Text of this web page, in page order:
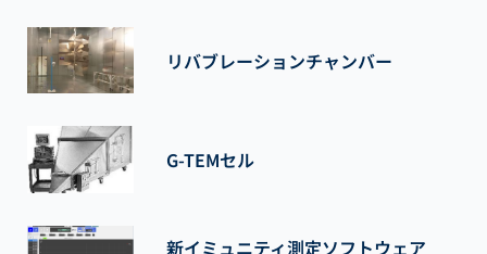
リバブレーションチャンバー
G-TEMセル
新イミュニティ測定ソフトウェア